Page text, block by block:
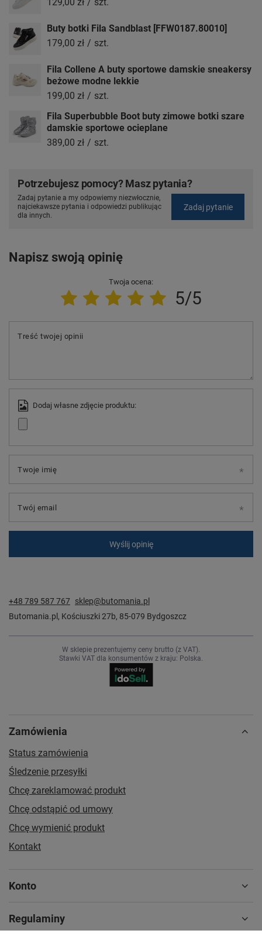
Buty botki Fila Sandblast [FFW0187.80010]
179,00 zł / szt.
Fila Collene A buty sportowe damskie sneakersy
beżowe modne lekkie
199,00 zł / szt.
Fila Superbubble Boot buty zimowe botki szare
damskie sportowe ocieplane
389,00 zł / szt.
Potrzebujesz pomocy? Masz pytania?
Zadaj pytanie a my odpowiemy niezwłocznie,
najciekawsze pytania i odpowiedzi publikując
dla innych.
Zadaj pytanie
Napisz swoją opinię
Twoja ocena:
5/5
Treść twojej opinii
Dodaj własne zdjęcie produktu:
Twoje imię
Twój email
Wyślij opinię
+48 789 587 767 sklep@butomania.pl
Butomania.pl , Kościuszki 27b, 85-079 Bydgoszcz
W sklepie prezentujemy ceny brutto (z VAT).
Stawki VAT dla konsumentów z kraju: Polska.
Zamówienia
Status zamówienia
Śledzenie przesyłki
Chcę zareklamować produkt
Chcę odstąpić od umowy
Chcę wymienić produkt
Kontakt
Konto
Regulaminy